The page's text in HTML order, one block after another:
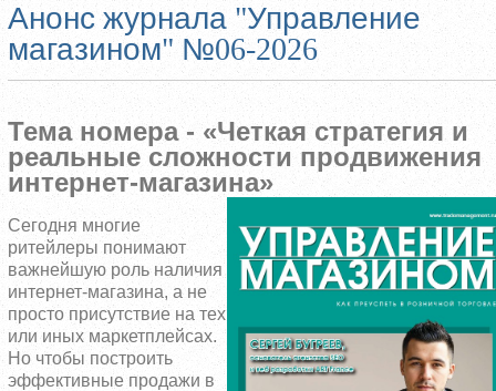
Анонс журнала "Управление
магазином" №06-2026
Тема номера - «Четкая стратегия и
реальные сложности продвижения
интернет-магазина»
Сегодня многие
ритейлеры понимают
важнейшую роль наличия
интернет-магазина, а не
просто присутствие на тех
или иных маркетплейсах.
Но чтобы построить
эффективные продажи в